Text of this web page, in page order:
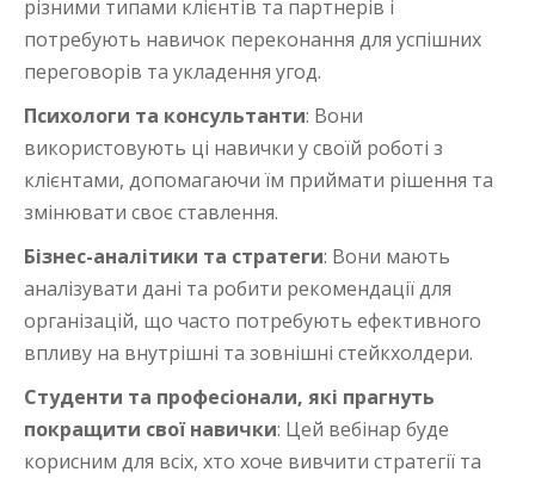
різними типами клієнтів та партнерів і
потребують навичок переконання для успішних
переговорів та укладення угод.
Психологи та консультанти: Вони
використовують ці навички у своїй роботі з
клієнтами, допомагаючи їм приймати рішення та
змінювати своє ставлення.
Бізнес-аналітики та стратеги: Вони мають
аналізувати дані та робити рекомендації для
організацій, що часто потребують ефективного
впливу на внутрішні та зовнішні стейкхолдери.
Студенти та професіонали, які прагнуть
покращити свої навички: Цей вебінар буде
корисним для всіх, хто хоче вивчити стратегії та